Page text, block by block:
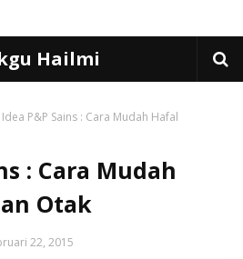
Hailmi
Idea P&P Sains : Cara Mudah Hafal
: Cara Mudah
Otak
22, 2015